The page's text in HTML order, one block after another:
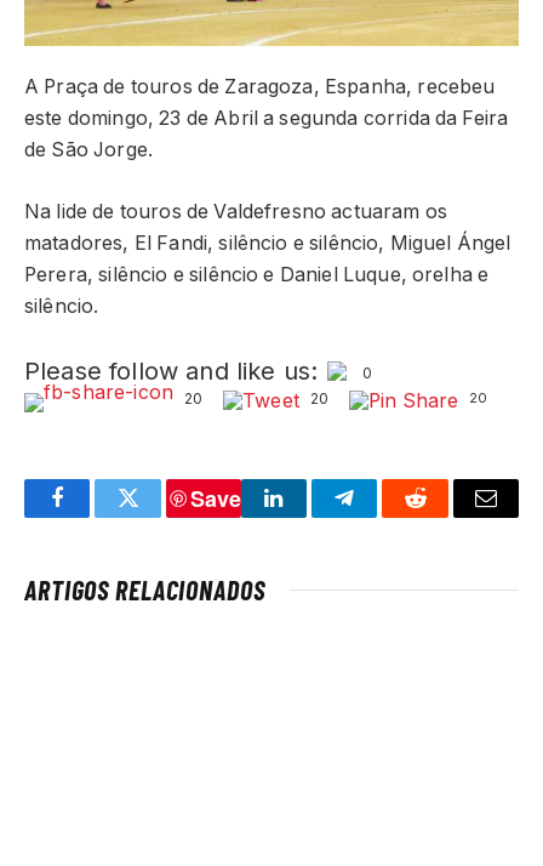
A Praça de touros de Zaragoza, Espanha, recebeu
este domingo, 23 de Abril a segunda corrida da Feira
de São Jorge.
Na lide de touros de Valdefresno actuaram os
matadores, El Fandi, silêncio e silêncio, Miguel Ángel
Perera, silêncio e silêncio e Daniel Luque, orelha e
silêncio.
Please follow and like us:
0
20
20 20
FacebookTwitter
Save
LinkedInTelegramReddit Email
ARTIGOS RELACIONADOS